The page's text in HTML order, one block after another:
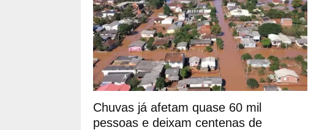
Chuvas já afetam quase 60 mil
pessoas e deixam centenas de